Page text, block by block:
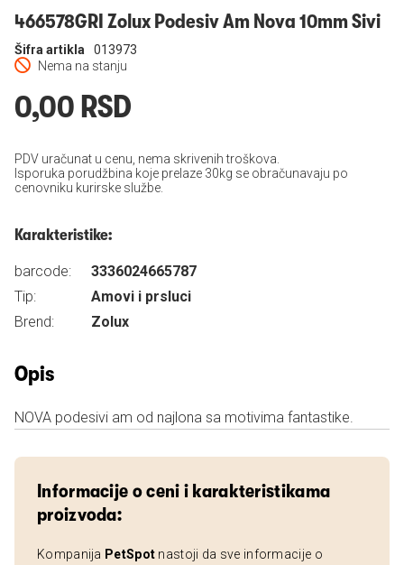
466578GRI Zolux Podesiv Am Nova 10mm Sivi
Nema na stanju
Šifra artikla 013973
0,00 RSD
PDV uračunat u cenu, nema skrivenih troškova.
Isporuka porudžbina koje prelaze 30kg se obračunavaju po
cenovniku kurirske službe.
Karakteristike:
barcode:
3336024665787
Tip:
Amovi i prsluci
Brend:
Zolux
Opis
NOVA podesivi am od najlona sa motivima fantastike.
Informacije o ceni i karakteristikama
proizvoda:
Kompanija PetSpot nastoji da sve informacije o